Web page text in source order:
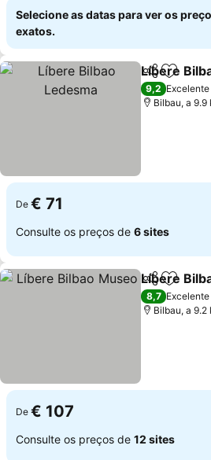
Selecione as datas para ver os
exatos.
Partilhar
Líbere
9,2 Excelente
Bilbau, a
De € 71
Consulte os preços de 6 sites
Partilhar
Líbere
8,7 Excelente
Bilbau, a
De € 107
Consulte os preços de 12 sites